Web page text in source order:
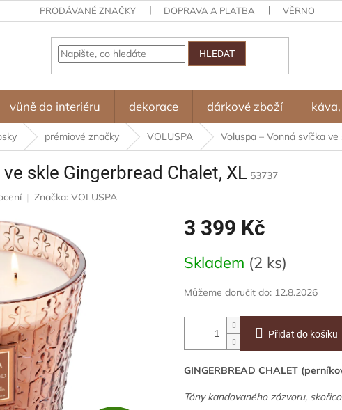
PRODÁVANÉ ZNAČKY DOPRAVA A PLATBA VĚRNOSTNÍ
HLEDAT
vůně do interiéru dekorace dárkové zboží
prémiové značky VOLUSPA Voluspa – Vonná svíčka
skle Gingerbread Chalet, XL 53737
Značka:VOLUSPA
3 399 Kč
cena:
Skladem (2 ks)
Můžeme doručit do: 12.8.2026
Přidat do košíku
GINGERBREAD CHALET
Tóny kandovaného zázvoru,